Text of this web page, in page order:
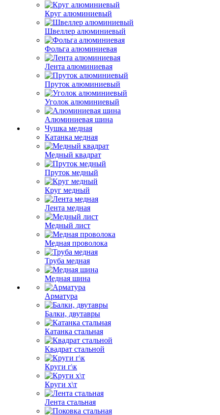
Круг алюминиевый
Швеллер алюминиевый
Фольга алюминиевая
Лента алюминиевая
Пруток алюминиевый
Уголок алюминиевый
Алюминиевая шина
Чушка медная
Катанка медная
Медный квадрат
Пруток медный
Круг медный
Лента медная
Медный лист
Медная проволока
Труба медная
Медная шина
Арматура
Балки, двутавры
Катанка стальная
Квадрат стальной
Круги г\к
Круги х\т
Лента стальная